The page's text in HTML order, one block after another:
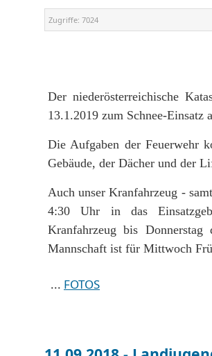
Zugriffe: 7024
Der niederösterreichische
13.1.2019 zum Schnee-Einsatz
Die Aufgaben der Feuerwehr
Gebäude, der Dächer und der
Auch unser Kranfahrzeug -
4:30 Uhr in das
Kranfahrzeug bis
Mannschaft ist für Mittwoch
... FOTOS